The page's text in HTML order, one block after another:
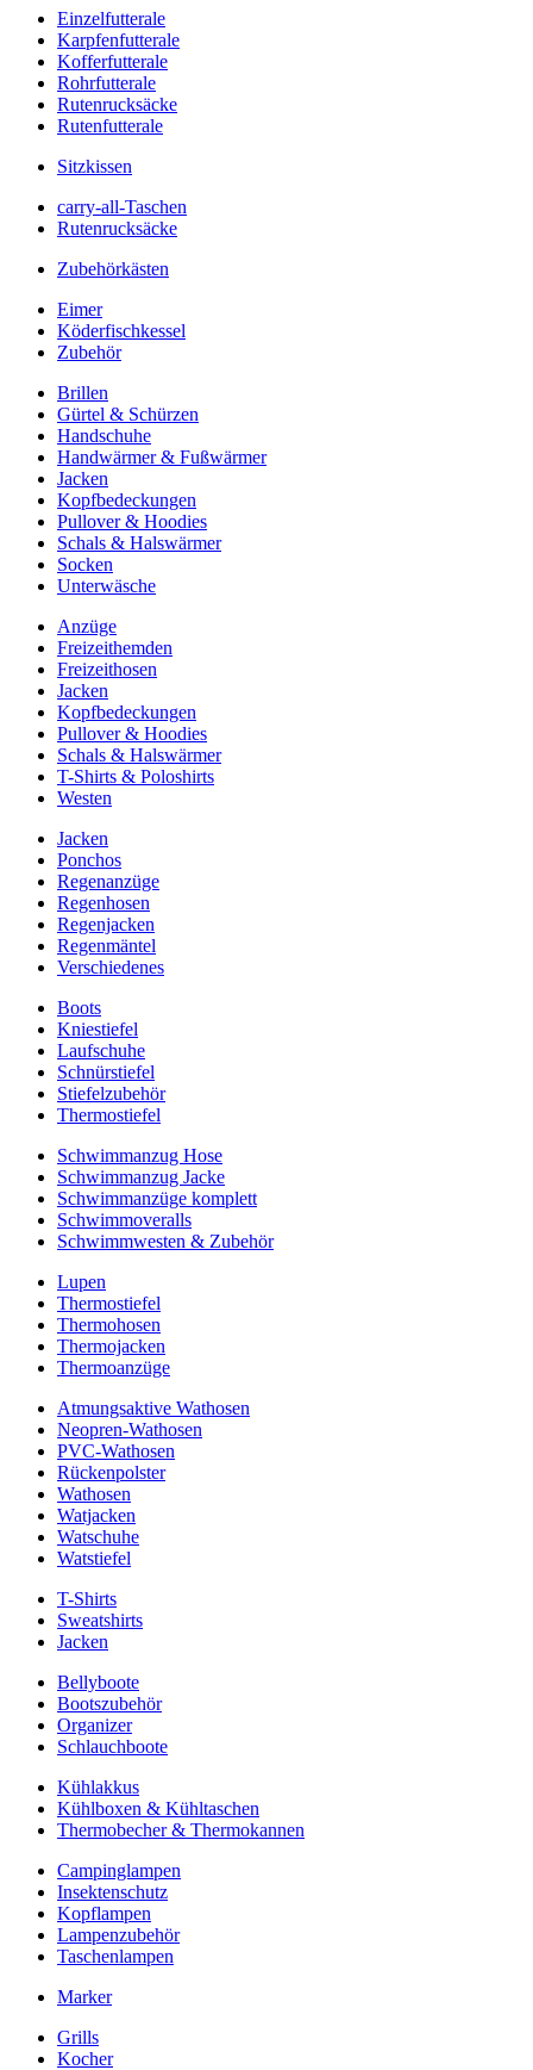
Einzelfutterale
Karpfenfutterale
Kofferfutterale
Rohrfutterale
Rutenrucksäcke
Rutenfutterale
Sitzkissen
carry-all-Taschen
Rutenrucksäcke
Zubehörkästen
Eimer
Köderfischkessel
Zubehör
Brillen
Gürtel & Schürzen
Handschuhe
Handwärmer & Fußwärmer
Jacken
Kopfbedeckungen
Pullover & Hoodies
Schals & Halswärmer
Socken
Unterwäsche
Anzüge
Freizeithemden
Freizeithosen
Jacken
Kopfbedeckungen
Pullover & Hoodies
Schals & Halswärmer
T-Shirts & Poloshirts
Westen
Jacken
Ponchos
Regenanzüge
Regenhosen
Regenjacken
Regenmäntel
Verschiedenes
Boots
Kniestiefel
Laufschuhe
Schnürstiefel
Stiefelzubehör
Thermostiefel
Schwimmanzug Hose
Schwimmanzug Jacke
Schwimmanzüge komplett
Schwimmoveralls
Schwimmwesten & Zubehör
Lupen
Thermostiefel
Thermohosen
Thermojacken
Thermoanzüge
Atmungsaktive Wathosen
Neopren-Wathosen
PVC-Wathosen
Rückenpolster
Wathosen
Watjacken
Watschuhe
Watstiefel
T-Shirts
Sweatshirts
Jacken
Bellyboote
Bootszubehör
Organizer
Schlauchboote
Kühlakkus
Kühlboxen & Kühltaschen
Thermobecher & Thermokannen
Campinglampen
Insektenschutz
Kopflampen
Lampenzubehör
Taschenlampen
Marker
Grills
Kocher